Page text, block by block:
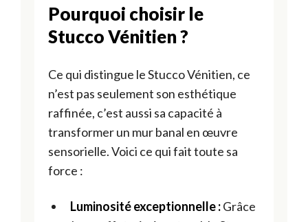
Pourquoi choisir le
Stucco Vénitien ?
Ce qui distingue le Stucco Vénitien, ce
n’est pas seulement son esthétique
raffinée, c’est aussi sa capacité à
transformer un mur banal en œuvre
sensorielle. Voici ce qui fait toute sa
force :
Luminosité exceptionnelle :Grâce